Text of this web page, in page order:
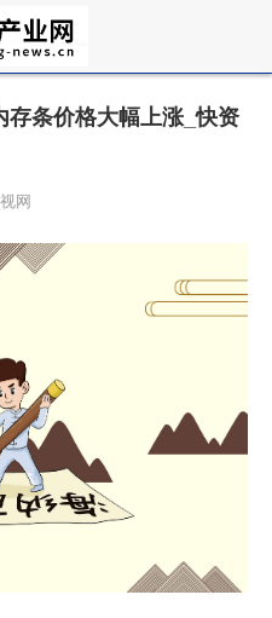
条价格大幅上涨_快资
网